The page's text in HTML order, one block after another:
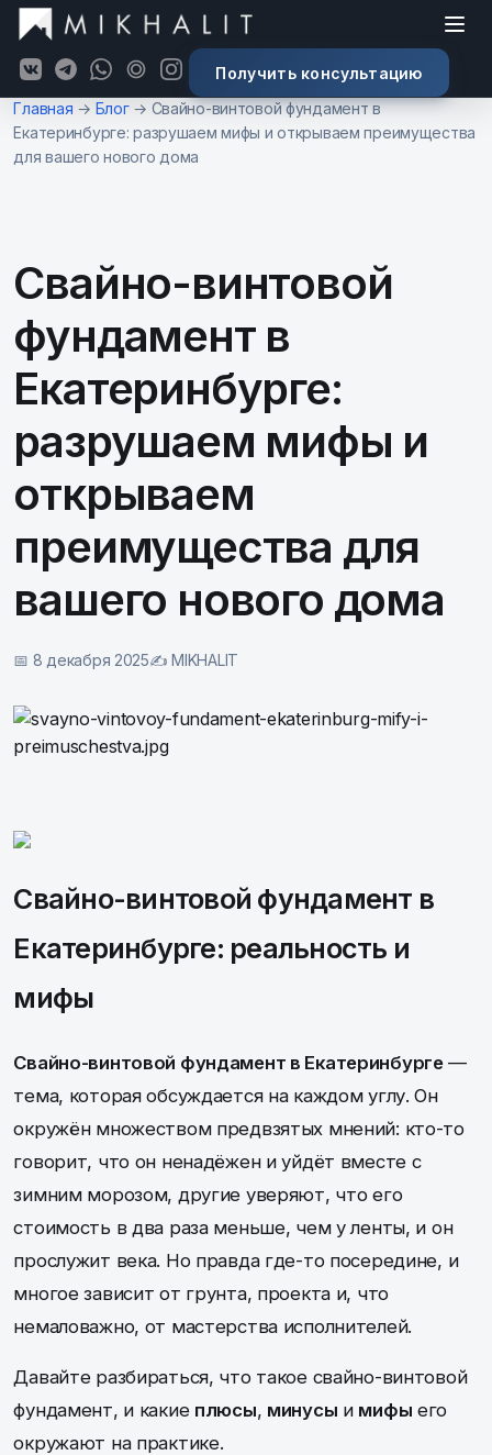
К основному содержимому
Получить консультацию
Главная → Блог→ Свайно-винтовой фундамент в
Екатеринбурге: разрушаем мифы и открываем преимущества
для вашего нового дома
Свайно-винтовой
фундамент в
Екатеринбурге:
разрушаем мифы и
открываем
преимущества для
вашего нового дома
📅 8 декабря 2025✍️ MIKHALIT
Свайно-винтовой фундамент в
Екатеринбурге: реальность и
мифы
Свайно-винтовой фундамент в Екатеринбурге—
тема, которая обсуждается на каждом углу. Он
окружён множеством предвзятых мнений: кто-то
говорит, что он ненадёжен и уйдёт вместе с
зимним морозом, другие уверяют, что его
стоимость в два раза меньше, чем у ленты, и он
прослужит века. Но правда где-то посередине, и
многое зависит от грунта, проекта и, что
немаловажно, от мастерства исполнителей.
Давайте разбираться, что такое свайно-винтовой
фундамент, и какие плюсы, минусы и мифы его
окружают на практике.